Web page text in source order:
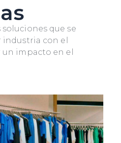
que se
con el
impacto en el